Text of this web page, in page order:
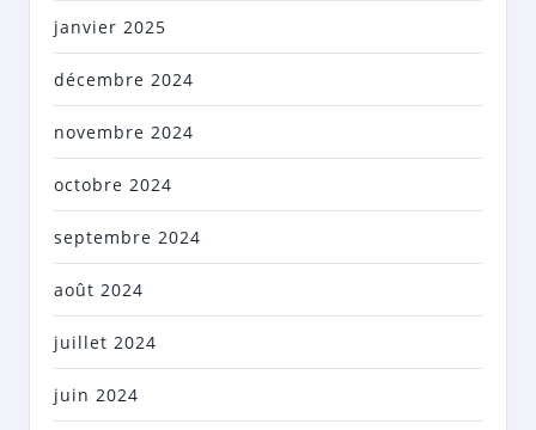
janvier 2025
décembre 2024
novembre 2024
octobre 2024
septembre 2024
août 2024
juillet 2024
juin 2024